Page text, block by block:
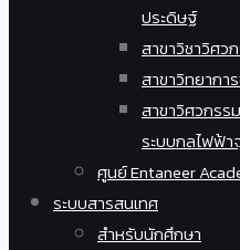
ประดิษฐ์
สาขาวิชาวิศว
สาขาวิทยากา
สาขาวิศวกรร
ระบบกลไฟฟ้า
ศูนย์ Entaneer
ระบบสารสนเทศ
สำหรับนักศึกษา